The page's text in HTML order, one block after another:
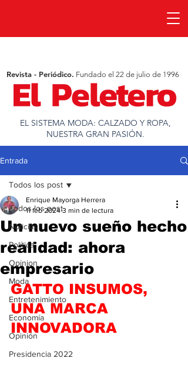
EL SISTEMA MODA: CALZADO Y ROPA,
NUESTRA GRAN PASIÓN.
Revista - Periódico. Fundado el 22 de julio de 1996
Entrada
Todos los post
Noticias
Política
Opinion
Moda
Entretenimiento
Economía
Opinión
Presidencia 2022
Todos los post
Un nuevo sueño hecho
realidad: ahora
empresario
Enrique Mayorga Herrera
11 feb 2024 3 min de lectura
GATTO INSUMOS,
UNA MARCA
INNOVADORA